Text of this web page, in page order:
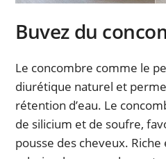
Buvez du
Le concombre comme le
diurétique naturel et
rétention d’eau. Le
de silicium et de soufre,
pousse des cheveux.